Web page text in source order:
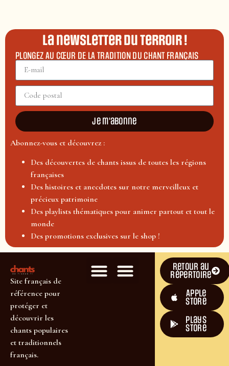
La newsletter du terroir !
PLONGEZ AU CŒUR DE LA TRADITION DU CHANT FRANÇAIS
Je m'abonne
Abonnez-vous et découvrez :
Des découvertes de chants issus de toutes les régions
françaises
Des histoires et anecdotes sur notre merveilleux et
précieux patrimoine
Des playlists thématiques pour animer partout et tout le
monde
Des promotions exclusives sur le shop !
Site français de
référence pour
protéger et
découvrir les
chants populaires
et traditionnels
français.
Retour au
répertoire
Apple
Store
plays
store